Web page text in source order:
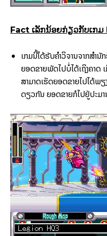
Fact ເລັກນ້ອຍກ່ຽວກັບເກ
ເກມນີ້ໄດ້ຮັບຄຳວິຈານຈາກສຳ
ຍອດຂາຍພັດໄປບໍ່ໄດ້ເຖິງຄາດ
ສາມາດເຮັດຍອດຂາຍໄປໄດ້ພ
ດຽວກັນ ຍອດຂາຍກໍໄປຢູ່ປະມ